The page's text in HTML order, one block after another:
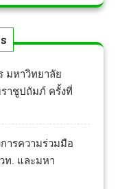
มหาวิทยาลัย
าชูปถัมภ์ ครั้งที่
ารความร่วมมือ
ท. และมหา